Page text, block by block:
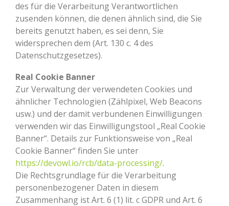
des für die Verarbeitung Verantwortlichen
zusenden können, die denen ähnlich sind, die Sie
bereits genutzt haben, es sei denn, Sie
widersprechen dem (Art. 130 c. 4 des
Datenschutzgesetzes).
Real Cookie Banner
Zur Verwaltung der verwendeten Cookies und
ähnlicher Technologien (Zählpixel, Web Beacons
usw.) und der damit verbundenen Einwilligungen
verwenden wir das Einwilligungstool „Real Cookie
Banner“. Details zur Funktionsweise von „Real
Cookie Banner“ finden Sie unter
https://devowl.io/rcb/data-processing/.
Die Rechtsgrundlage für die Verarbeitung
personenbezogener Daten in diesem
Zusammenhang ist Art. 6 (1) lit. c GDPR und Art. 6